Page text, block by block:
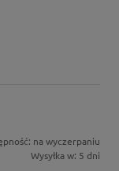
na wyczerpaniu
Wysyłka w: 5 dni